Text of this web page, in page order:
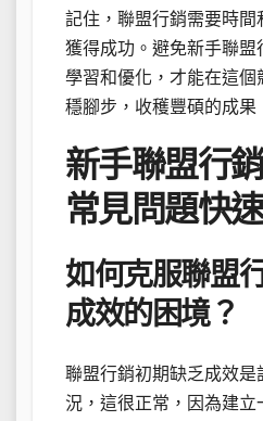
記住，聯盟行銷需要時間
獲得成功。避免新手聯盟
學習和優化，才能在這個
穩腳步，收穫豐碩的成果
新手聯盟行
常見問題快
如何克服聯盟
成效的困境？
聯盟行銷初期缺乏成效是
況，這很正常，因為建立